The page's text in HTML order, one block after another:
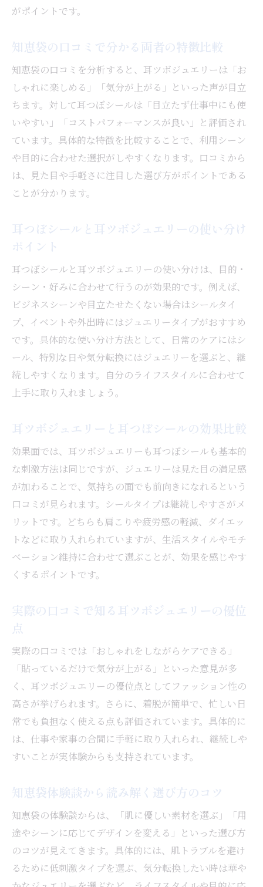
がポイントです。
知恵袋の口コミで分かる両者の特徴比較
知恵袋の口コミを分析すると、耳ツボジュエリーは「お
しゃれに楽しめる」「気分が上がる」といった声が目立
ちます。対して耳つぼシールは「目立たず仕事中にも使
いやすい」「コストパフォーマンスが良い」と評価され
ています。具体的な特徴を比較することで、利用シーン
や目的に合わせた選択がしやすくなります。口コミから
は、見た目や手軽さに注目した選び方がポイントである
ことが分かります。
耳つぼシールと耳ツボジュエリーの使い分け
ポイント
耳つぼシールと耳ツボジュエリーの使い分けは、目的・
シーン・好みに合わせて行うのが効果的です。例えば、
ビジネスシーンや目立たせたくない場合はシールタイ
プ、イベントや外出時にはジュエリータイプがおすすめ
です。具体的な使い分け方法として、日常のケアにはシ
ール、特別な日や気分転換にはジュエリーを選ぶと、継
続しやすくなります。自分のライフスタイルに合わせて
上手に取り入れましょう。
耳ツボジュエリーと耳つぼシールの効果比較
効果面では、耳ツボジュエリーも耳つぼシールも基本的
な刺激方法は同じですが、ジュエリーは見た目の満足感
が加わることで、気持ちの面でも前向きになれるという
口コミが見られます。シールタイプは継続しやすさがメ
リットです。どちらも肩こりや疲労感の軽減、ダイエッ
トなどに取り入れられていますが、生活スタイルやモチ
ベーション維持に合わせて選ぶことが、効果を感じやす
くするポイントです。
実際の口コミで知る耳ツボジュエリーの優位
点
実際の口コミでは「おしゃれをしながらケアできる」
「貼っているだけで気分が上がる」といった意見が多
く、耳ツボジュエリーの優位点としてファッション性の
高さが挙げられます。さらに、着脱が簡単で、忙しい日
常でも負担なく使える点も評価されています。具体的に
は、仕事や家事の合間に手軽に取り入れられ、継続しや
すいことが実体験からも支持されています。
知恵袋体験談から読み解く選び方のコツ
知恵袋の体験談からは、「肌に優しい素材を選ぶ」「用
途やシーンに応じてデザインを変える」といった選び方
のコツが見えてきます。具体的には、肌トラブルを避け
るために低刺激タイプを選ぶ、気分転換したい時は華や